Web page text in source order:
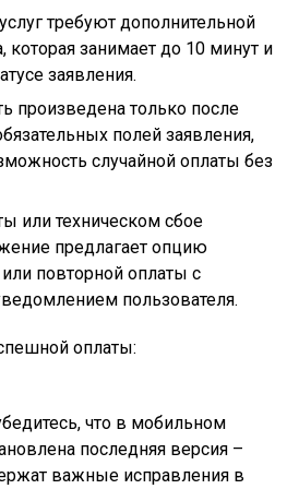
требуют дополнительной
которая занимает до 10 минут и
заявления.
произведена только после
полей заявления,
случайной оплаты без
или техническом сбое
предлагает опцию
повторной оплаты с
пользователя.
оплаты:
что в мобильном
последняя версия –
важные исправления в